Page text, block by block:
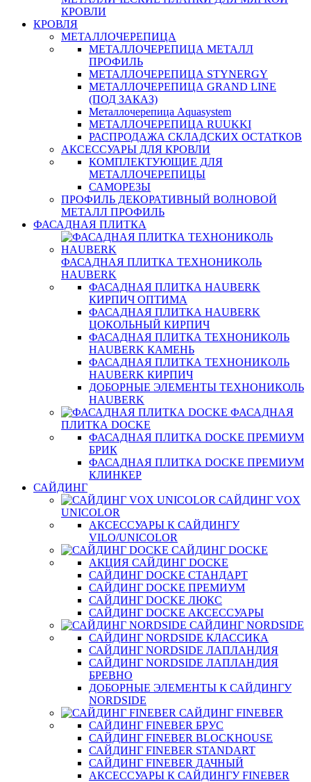
КРОВЛИ
КРОВЛЯ
МЕТАЛЛОЧЕРЕПИЦА
МЕТАЛЛОЧЕРЕПИЦА МЕТАЛЛ
ПРОФИЛЬ
МЕТАЛЛОЧЕРЕПИЦА STYNERGY
МЕТАЛЛОЧЕРЕПИЦА GRAND LINE
(ПОД ЗАКАЗ)
Металлочерепица Aquasystem
МЕТАЛЛОЧЕРЕПИЦА RUUKKI
РАСПРОДАЖА СКЛАДСКИХ ОСТАТКОВ
АКСЕССУАРЫ ДЛЯ КРОВЛИ
КОМПЛЕКТУЮЩИЕ ДЛЯ
МЕТАЛЛОЧЕРЕПИЦЫ
САМОРЕЗЫ
ПРОФИЛЬ ДЕКОРАТИВНЫЙ ВОЛНОВОЙ
МЕТАЛЛ ПРОФИЛЬ
ФАСАДНАЯ ПЛИТКА
ФАСАДНАЯ ПЛИТКА ТЕХНОНИКОЛЬ
HAUBERK
ФАСАДНАЯ ПЛИТКА HAUBERK
КИРПИЧ ОПТИМА
ФАСАДНАЯ ПЛИТКА HAUBERK
ЦОКОЛЬНЫЙ КИРПИЧ
ФАСАДНАЯ ПЛИТКА ТЕХНОНИКОЛЬ
HAUBERK КАМЕНЬ
ФАСАДНАЯ ПЛИТКА ТЕХНОНИКОЛЬ
HAUBERK КИРПИЧ
ДОБОРНЫЕ ЭЛЕМЕНТЫ ТЕХНОНИКОЛЬ
HAUBERK
ФАСАДНАЯ
ПЛИТКА DOCKE
ФАСАДНАЯ ПЛИТКА DOCKE ПРЕМИУМ
БРИК
ФАСАДНАЯ ПЛИТКА DOCKE ПРЕМИУМ
КЛИНКЕР
САЙДИНГ
САЙДИНГ VOX
UNICOLOR
АКСЕССУАРЫ К САЙДИНГУ
VILO/UNICOLOR
САЙДИНГ DOCKE
АКЦИЯ САЙДИНГ DOCKE
САЙДИНГ DOCKE СТАНДАРТ
САЙДИНГ DOCKE ПРЕМИУМ
САЙДИНГ DOCKE ЛЮКС
САЙДИНГ DOCKE АКСЕССУАРЫ
САЙДИНГ NORDSIDE
САЙДИНГ NORDSIDE КЛАССИКА
САЙДИНГ NORDSIDE ЛАПЛАНДИЯ
САЙДИНГ NORDSIDE ЛАПЛАНДИЯ
БРЕВНО
ДОБОРНЫЕ ЭЛЕМЕНТЫ К САЙДИНГУ
NORDSIDE
САЙДИНГ FINEBER
САЙДИНГ FINEBER БРУС
САЙДИНГ FINEBER BLOCKHOUSE
САЙДИНГ FINEBER STANDART
САЙДИНГ FINEBER ДАЧНЫЙ
АКСЕССУАРЫ К САЙДИНГУ FINEBER